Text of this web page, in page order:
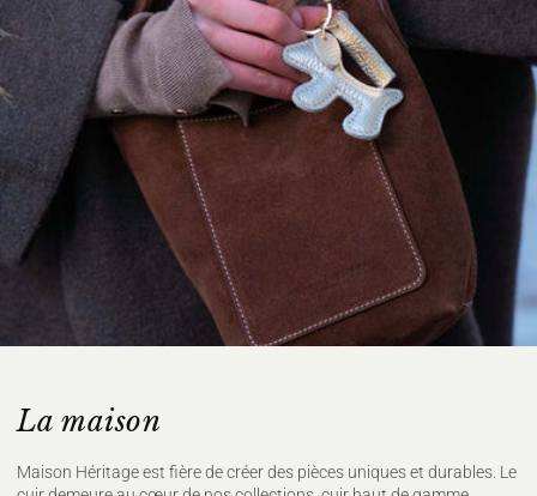
L'intervention d'organismes dédiés contrôlant le bon respect des
règles du label
100% CASHMERE
Ne pas laver
Ne pas javelliser
Ne pas sécher en tambour
Repassage à température faible, max
110°C, (sur l'envers)
Nettoyage à sec délicat
Sécher à plat
Pour plus de conseils d'entretien rendez vous sur notre site
La maison
Maison Héritage est fière de créer des pièces uniques et durables. Le